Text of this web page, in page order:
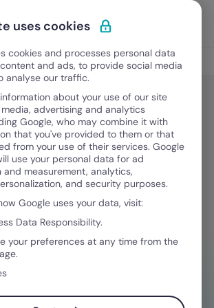
Scopri Factorial
il TFR: guida
consigli (+Esempio)
·6 minuti di lettura
D'AIUTO NELLA GESTIONE
uses cookies
cookies and processes personal data
and ads, to provide social media
analyse our traffic.
about your use of our site
advertising and analytics
Google, who may combine it with
that you've provided to them or that
from your use of their services. Google
use your personal data for ad
and measurement, analytics,
and security purposes.
Google uses your data, visit:
Data Responsibility.
your preferences at any time from the